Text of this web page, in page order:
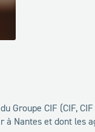
Groupe CIF (CIF,
Nantes et dont les